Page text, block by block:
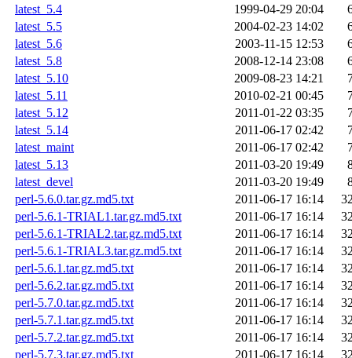
latest_5.4
1999-04-29 20:04
latest_5.5
2004-02-23 14:02
latest_5.6
2003-11-15 12:53
latest_5.8
2008-12-14 23:08
latest_5.10
2009-08-23 14:21
latest_5.11
2010-02-21 00:45
latest_5.12
2011-01-22 03:35
latest_5.14
2011-06-17 02:42
latest_maint
2011-06-17 02:42
latest_5.13
2011-03-20 19:49
latest_devel
2011-03-20 19:49
perl-5.6.0.tar.gz.md5.txt
2011-06-17 16:14
perl-5.6.1-TRIAL1.tar.gz.md5.txt
2011-06-17 16:14
perl-5.6.1-TRIAL2.tar.gz.md5.txt
2011-06-17 16:14
perl-5.6.1-TRIAL3.tar.gz.md5.txt
2011-06-17 16:14
perl-5.6.1.tar.gz.md5.txt
2011-06-17 16:14
perl-5.6.2.tar.gz.md5.txt
2011-06-17 16:14
perl-5.7.0.tar.gz.md5.txt
2011-06-17 16:14
perl-5.7.1.tar.gz.md5.txt
2011-06-17 16:14
perl-5.7.2.tar.gz.md5.txt
2011-06-17 16:14
perl-5.7.3.tar.gz.md5.txt
2011-06-17 16:14